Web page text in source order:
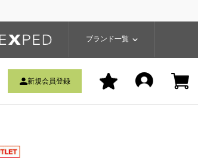
ブランド一覧
新規会員登録